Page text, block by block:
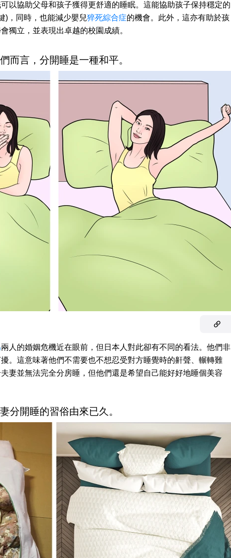
以協助父母和孩子獲得更舒適的睡眠。這能協助孩子保持穩定的
)，同時，也能減少嬰兒猝死綜合症的機會。此外，這亦有助於孩
獨立，並表現出卓越的校園成績。
而言，分開睡是一種和平。
兩人的婚姻危機近在眼前，但日本人對此卻有不同的看法。他們非
擾。這意味著他們不需要也不想忍受對方睡覺時的鼾聲、輾轉難
妻並無法完全分房睡，但他們還是希望自己能好好地睡個美容
分開睡的習俗由來已久。